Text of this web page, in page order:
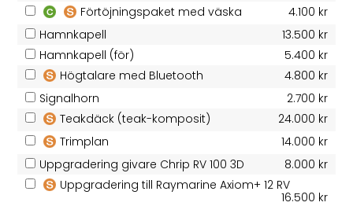
Förtöjningspaket med väska
4.100 kr
Hamnkapell
13.500 kr
Hamnkapell (för)
5.400 kr
Högtalare med Bluetooth
4.800 kr
Signalhorn
2.700 kr
Teakdäck (teak-komposit)
24.000 kr
Trimplan
14.000 kr
Uppgradering givare Chrip RV 100 3D
8.000 kr
Uppgradering till Raymarine Axiom+ 12 RV
16.500 kr